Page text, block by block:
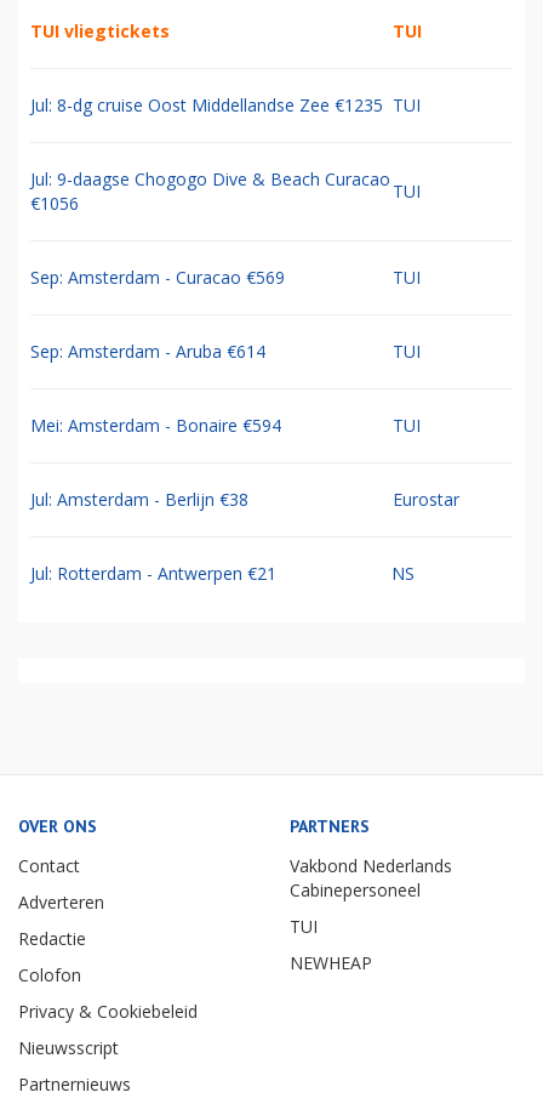
TUI vliegtickets TUI
Jul: 8-dg cruise Oost Middellandse Zee €1235 TUI
Jul: 9-daagse Chogogo Dive & Beach Curacao
€1056
TUI
Sep: Amsterdam - Curacao €569 TUI
Sep: Amsterdam - Aruba €614 TUI
Mei: Amsterdam - Bonaire €594 TUI
Jul: Amsterdam - Berlijn €38 Eurostar
Jul: Rotterdam - Antwerpen €21 NS
OVER ONS
Contact
Adverteren
Redactie
Colofon
Privacy & Cookiebeleid
Nieuwsscript
Partnernieuws
PARTNERS
Vakbond Nederlands
Cabinepersoneel
TUI
NEWHEAP